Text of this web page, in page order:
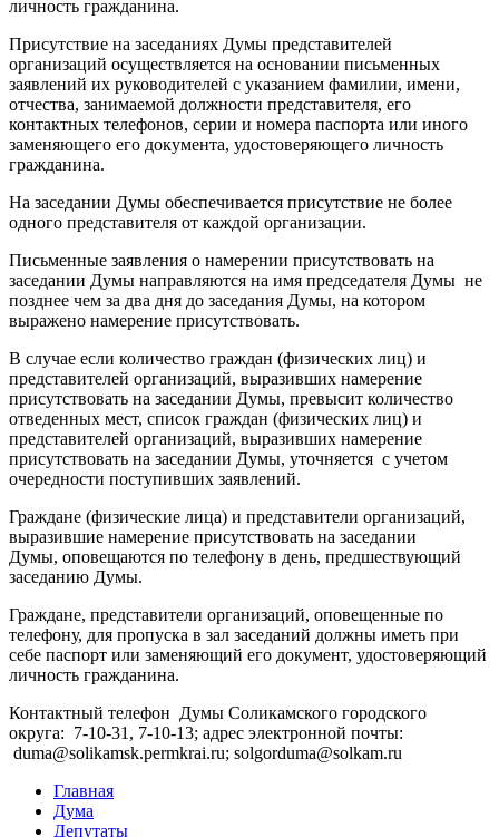
личность гражданина.
Присутствие на заседаниях Думы представителей
организаций осуществляется на основании письменных
заявлений их руководителей с указанием фамилии, имени,
отчества, занимаемой должности представителя, его
контактных телефонов, серии и номера паспорта или иного
заменяющего его документа, удостоверяющего личность
гражданина.
На заседании Думы обеспечивается присутствие не более
одного представителя от каждой организации.
Письменные заявления о намерении присутствовать на
заседании Думы направляются на имя председателя Думы не
позднее чем за два дня до заседания Думы, на котором
выражено намерение присутствовать.
В случае если количество граждан (физических лиц) и
представителей организаций, выразивших намерение
присутствовать на заседании Думы, превысит количество
отведенных мест, список граждан (физических лиц) и
представителей организаций, выразивших намерение
присутствовать на заседании Думы, уточняется с учетом
очередности поступивших заявлений.
Граждане (физические лица) и представители организаций,
выразившие намерение присутствовать на заседании
Думы, оповещаются по телефону в день, предшествующий
заседанию Думы.
Граждане, представители организаций, оповещенные по
телефону, для пропуска в зал заседаний должны иметь при
себе паспорт или заменяющий его документ, удостоверяющий
личность гражданина.
Контактный телефон Думы Соликамского городского
округа: 7-10-31, 7-10-13; адрес электронной почты:
duma@solikamsk.permkrai.ru; solgorduma@solkam.ru
Главная
Дума
Депутаты